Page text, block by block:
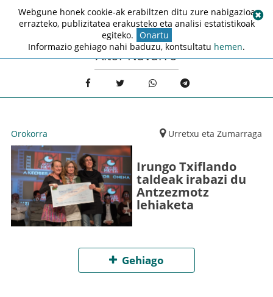
Aitor Navarro
Orokorra Urretxu eta Zumarraga
Irungo Txiflando
taldeak irabazi du
Antzezmotz
lehiaketa
Gehiago
Webgune honek cookie-ak erabiltzen ditu zure nabigazioa
errazteko, publizitatea erakusteko eta analisi estatistikoak
egiteko. Onartu
Informazio gehiago nahi baduzu, kontsultatu hemen.